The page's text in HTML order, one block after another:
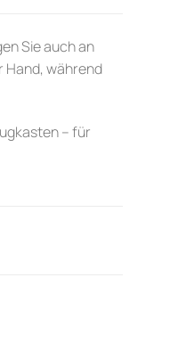
Sie auch an
Hand, während
– für